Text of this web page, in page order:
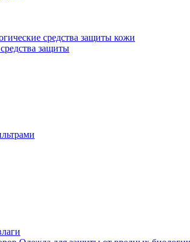
средства защиты кожи
защиты